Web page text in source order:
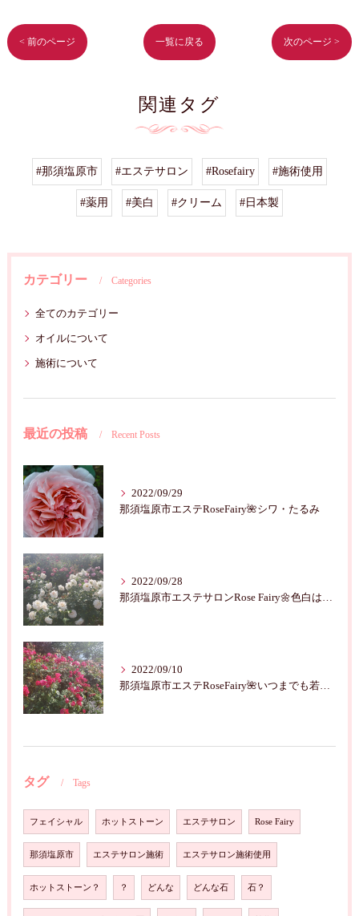
< 前のページ 一覧に戻る 次のページ >
関連タグ
#那須塩原市 #エステサロン #Rosefairy #施術使用
#薬用 #美白 #クリーム #日本製
カテゴリー Categories
全てのカテゴリー
オイルについて
施術について
最近の投稿 Recent Posts
2022/09/29
那須塩原市エステRoseFairy🌺シワ・たるみ
2022/09/28
2022/09/10
那須塩原市エステRoseFairy🌺いつまでも若々しく綺麗に💝
タグ Tags
フェイシャル ホットストーン エステサロン Rose Fairy
那須塩原市 エステサロン施術 エステサロン施術使用
ホットストーン？ ？ どんな どんな石 石？